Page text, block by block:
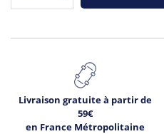
Livraison gratuite à partir de
59€
en France Métropolitaine